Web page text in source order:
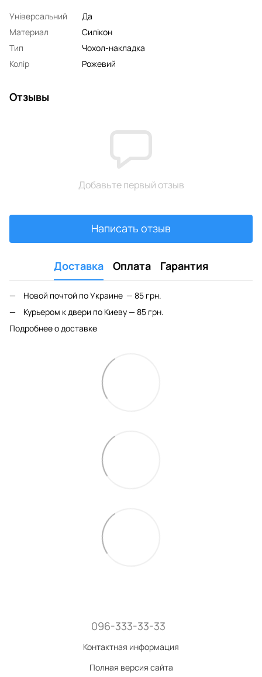
Універсальний
Да
Материал
Силікон
Тип
Чохол-накладка
Колір
Рожевий
Отзывы
Добавьте первый отзыв
Написать отзыв
Доставка Оплата Гарантия
Новой почтой по Украине — 85 грн.
Курьером к двери по Киеву — 85 грн.
Подробнее о доставке
096-333-33-33
Контактная информация
Полная версия сайта